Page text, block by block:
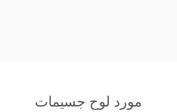
مورد لوح جسيمات